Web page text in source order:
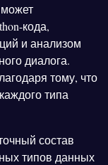
может
кода,
и анализом
диалога.
тому, что
типа
состав
типов данных